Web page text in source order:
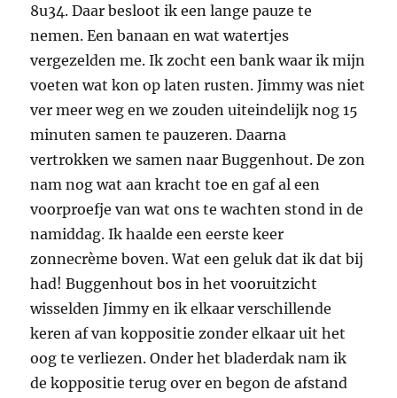
8u34. Daar besloot ik een lange pauze te
nemen. Een banaan en wat watertjes
vergezelden me. Ik zocht een bank waar ik mijn
voeten wat kon op laten rusten. Jimmy was niet
ver meer weg en we zouden uiteindelijk nog 15
minuten samen te pauzeren. Daarna
vertrokken we samen naar Buggenhout. De zon
nam nog wat aan kracht toe en gaf al een
voorproefje van wat ons te wachten stond in de
namiddag. Ik haalde een eerste keer
zonnecrème boven. Wat een geluk dat ik dat bij
had! Buggenhout bos in het vooruitzicht
wisselden Jimmy en ik elkaar verschillende
keren af van koppositie zonder elkaar uit het
oog te verliezen. Onder het bladerdak nam ik
de koppositie terug over en begon de afstand